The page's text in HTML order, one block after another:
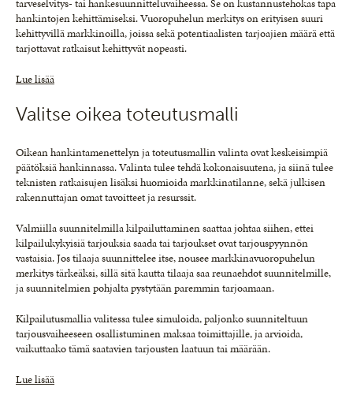
tarveselvitys- tai hankesuunnitteluvaiheessa. Se on kustannustehokas tapa
hankintojen kehittämiseksi. Vuoropuhelun merkitys on erityisen suuri
kehittyvillä markkinoilla, joissa sekä potentiaalisten tarjoajien määrä että
tarjottavat ratkaisut kehittyvät nopeasti.
Lue lisää
Valitse oikea toteutusmalli
Oikean hankintamenettelyn ja toteutusmallin valinta ovat keskeisimpiä
päätöksiä hankinnassa. Valinta tulee tehdä kokonaisuutena, ja siinä tulee
teknisten ratkaisujen lisäksi huomioida markkinatilanne, sekä julkisen
rakennuttajan omat tavoitteet ja resurssit.
Valmiilla suunnitelmilla kilpailuttaminen saattaa johtaa siihen, ettei
kilpailukykyisiä tarjouksia saada tai tarjoukset ovat tarjouspyynnön
vastaisia. Jos tilaaja suunnittelee itse, nousee markkinavuoropuhelun
merkitys tärkeäksi, sillä sitä kautta tilaaja saa reunaehdot suunnitelmille,
ja suunnitelmien pohjalta pystytään paremmin tarjoamaan.
Kilpailutusmallia valitessa tulee simuloida, paljonko suunniteltuun
tarjousvaiheeseen osallistuminen maksaa toimittajille, ja arvioida,
vaikuttaako tämä saatavien tarjousten laatuun tai määrään.
Lue lisää